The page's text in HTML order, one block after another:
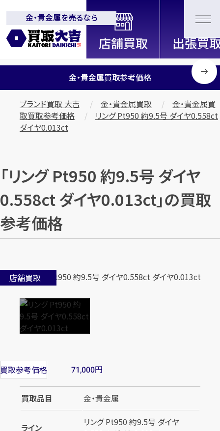
全国2200店舗以上展開中！
信頼と実績の買取専門店「買取大
吉」
金・貴金属を売るなら
金・貴金属買取参考価格
ブランド買取 大吉 金・貴金属買取
金・貴金属買
取買取参考価格
リング Pt950 約9.5号 ダイヤ0.558ct
ダイヤ0.013ct
「リング Pt950 約9.5号 ダイヤ
0.558ct ダイヤ0.013ct」の買取
参考価格
店舗買取
買取参考価格 71,000円
買取品目 金・貴金属
ライン
リング Pt950 約9.5号 ダイヤ